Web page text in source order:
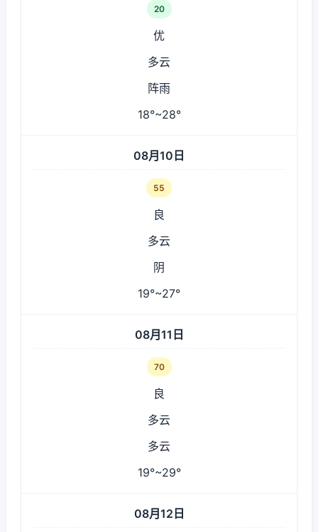
20
优
多云
阵雨
18°~28°
08月10日
55
良
多云
阴
19°~27°
08月11日
70
良
多云
多云
19°~29°
08月12日